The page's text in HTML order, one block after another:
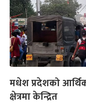
मधेश प्रदेशको
क्षेत्रमा केन्द्रित